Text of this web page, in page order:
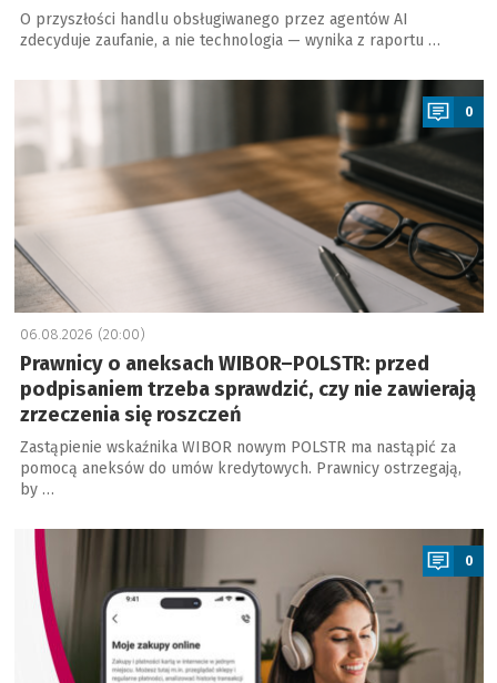
O przyszłości handlu obsługiwanego przez agentów AI
zdecyduje zaufanie, a nie technologia — wynika z raportu …
a
0
06.08.2026 (20:00)
Prawnicy o aneksach WIBOR–POLSTR: przed
podpisaniem trzeba sprawdzić, czy nie zawierają
zrzeczenia się roszczeń
Zastąpienie wskaźnika WIBOR nowym POLSTR ma nastąpić za
pomocą aneksów do umów kredytowych. Prawnicy ostrzegają,
by …
0